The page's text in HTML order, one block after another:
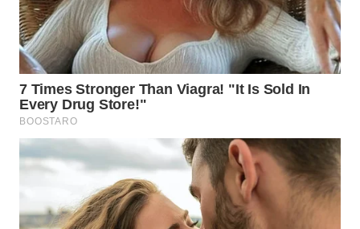
WAHANA
SPORT
WAHANA
UMKM
WAHANA
SELEB
PERSONA